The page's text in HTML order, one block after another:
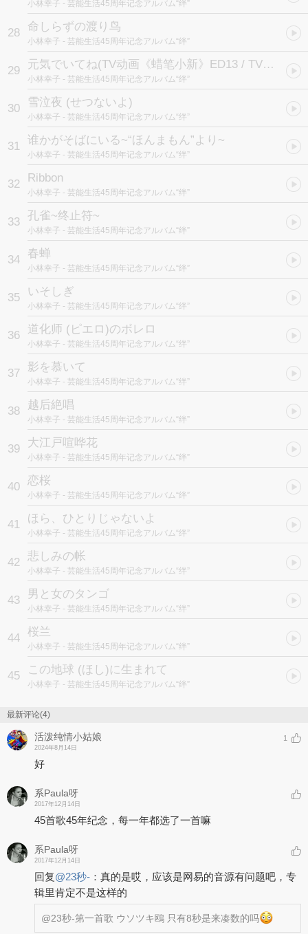
小林幸子 - 芸能生活45周年记念アルバム“绊”
28 命しらずの渡り鸟
小林幸子 - 芸能生活45周年记念アルバム“绊”
29 元気でいてね(TV动画《蜡笔小新》ED13 / TVアニメ「クレヨンしんちゃん」ED13テーマ)
小林幸子 - 芸能生活45周年记念アルバム“绊”
30 雪泣夜 (せつないよ)
小林幸子 - 芸能生活45周年记念アルバム“绊”
31 谁かがそばにいる~“ほんまもん”より~
小林幸子 - 芸能生活45周年记念アルバム“绊”
32 Ribbon
小林幸子 - 芸能生活45周年记念アルバム“绊”
33 孔雀~终止符~
小林幸子 - 芸能生活45周年记念アルバム“绊”
34 春蝉
小林幸子 - 芸能生活45周年记念アルバム“绊”
35 いそしぎ
小林幸子 - 芸能生活45周年记念アルバム“绊”
36 道化师 (ピエロ)のボレロ
小林幸子 - 芸能生活45周年记念アルバム“绊”
37 影を慕いて
小林幸子 - 芸能生活45周年记念アルバム“绊”
38 越后絶唱
小林幸子 - 芸能生活45周年记念アルバム“绊”
39 大江戸喧哗花
小林幸子 - 芸能生活45周年记念アルバム“绊”
40 恋桜
小林幸子 - 芸能生活45周年记念アルバム“绊”
41 ほら、ひとりじゃないよ
小林幸子 - 芸能生活45周年记念アルバム“绊”
42 悲しみの帐
小林幸子 - 芸能生活45周年记念アルバム“绊”
43 男と女のタンゴ
小林幸子 - 芸能生活45周年记念アルバム“绊”
44 桜兰
小林幸子 - 芸能生活45周年记念アルバム“绊”
45 この地球 (ほし)に生まれて
小林幸子 - 芸能生活45周年记念アルバム“绊”
最新评论(4)
活泼纯情小姑娘
2024年8月14日
1
好
系Paula呀
2017年12月14日
45首歌45年纪念，每一年都选了一首嘛
系Paula呀
2017年12月14日
回复@23秒- ： 真的是哎，应该是网易的音源有问题吧，专
辑里肯定不是这样的
@23秒-第一首歌 ウソツキ鴎 只有8秒是来凑数的吗